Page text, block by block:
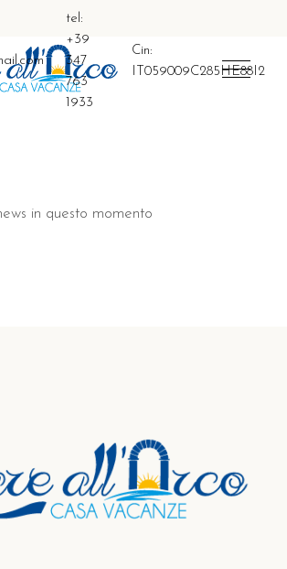
tel:
+39
347
763
1933
Cin:
IT059009C285HE88I2
in questo momento